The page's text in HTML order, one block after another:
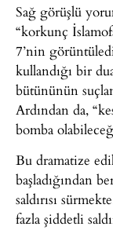
Sağ görüşlü
“korkunç
7’nin
kullandığı bir
bütününün
Ardından da,
bomba
Bu dramatize
başladığından
saldırısı
fazla şiddetli